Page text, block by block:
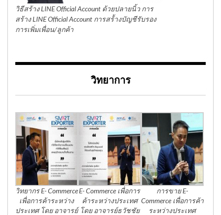
วิธีสร้าง LINE Official Account ด้วยปลายนิ้ว การ
สร้าง LINE Official Account การสร้้างบัญชีรับรอง
การเพิ่มเพื่อน/ลูกค้า
วิทยาการ
วิทยากร E- Commerce
เพื่อการค้าระหว่าง
ประเทศ โดย อาจารย์
E- Commerce เพื่อการ
ค้าระหว่างประเทศ
โดย อาจารย์ธวัชชัย
การขาย E-
Commerce เพื่อการค้า
ระหว่างประเทศ